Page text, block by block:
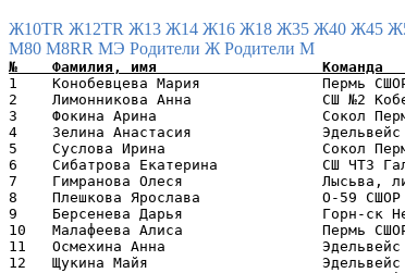
Ж10TR Ж12TR Ж13 Ж14 Ж16 Ж18 Ж35 Ж40 Ж45
М80 М8RR МЭ Родители ЖРодители М
1    Конобевцева Мария              Пермь
2    Лимонникова Анна               СШ №2
3    Фокина Арина                   Сокол
4    Зелина Анастасия
5    Суслова Ирина                  Сокол
6    Сибатрова Екатерина            СШ
7    Гимранова Олеся
8    Плешкова Ярослава              O-59
9    Берсенева Дарья                Горн-
10   Малафеева Алиса                Пермь
11   Осмехина Анна
12   Щукина Майя